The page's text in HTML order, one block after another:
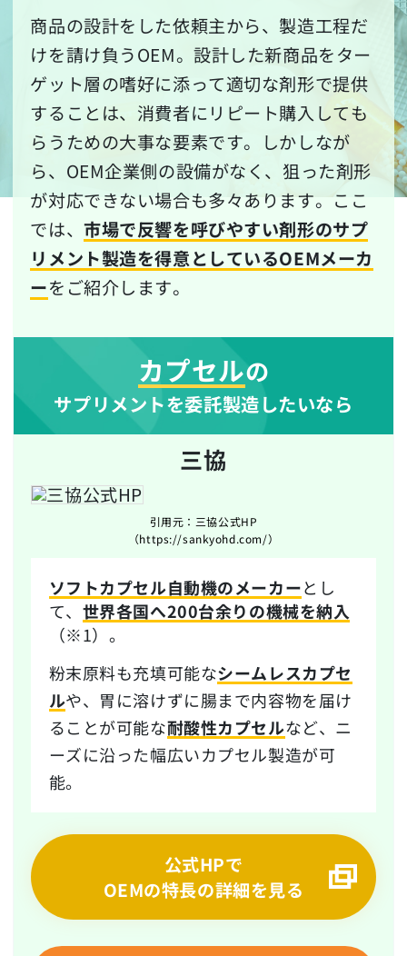
商品の設計をした依頼主から、製造工程だ
けを請け負うOEM。設計した新商品をター
ゲット層の嗜好に添って適切な剤形で提供
することは、消費者にリピート購入しても
らうための大事な要素です。しかしなが
ら、OEM企業側の設備がなく、狙った剤形
が対応できない場合も多々あります。ここ
では、市場で反響を呼びやすい剤形のサプ
リメント製造を得意としているOEMメーカ
ーをご紹介します。
カプセルの
サプリメントを委託製造したいなら
三協
引用元：三協公式HP
（https://sankyohd.com/）
ソフトカプセル自動機のメーカーとし
て、 世界各国へ200台余りの機械を納入
（※1）。
粉末原料も充填可能なシームレスカプセ
ルや、胃に溶けずに腸まで内容物を届け
ることが可能な耐酸性カプセルなど、ニ
ーズに沿った幅広いカプセル製造が可
能。
公式HPで
OEMの特長の詳細を見る